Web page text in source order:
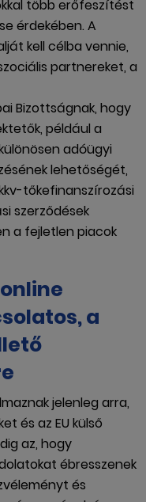
több erőfeszítést
érdekében. A
kell célba vennie,
partnereket, a
Bizottságnak, hogy
például a
adóügyi
lehetőségét,
tőkefinanszírozási
szerződések
a fejletlen piacok
a
jelenleg arra,
és az EU külső
az, hogy
ébresszenek
és